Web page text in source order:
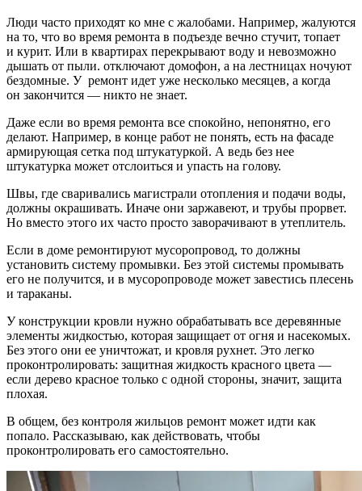
Люди часто приходят ко мне с жалобами. Например, жалуются
на то, что во время ремонта в подъезде вечно стучит, топает
и курит. Или в квартирах перекрывают воду и невозможно
дышать от пыли. отключают домофон, а на лестницах ночуют
бездомные. У ремонт идет уже несколько месяцев, а когда
он закончится — никто не знает.
Даже если во время ремонта все спокойно, непонятно, его
делают. Например, в конце работ не понять, есть на фасаде
армирующая сетка под штукатуркой. А ведь без нее
штукатурка может отслоиться и упасть на голову.
Швы, где сваривались магистрали отопления и подачи воды,
должны окрашивать. Иначе они заржавеют, и трубы прорвет.
Но вместо этого их часто просто заворачивают в утеплитель.
Если в доме ремонтируют мусоропровод, то должны
установить систему промывки. Без этой системы промывать
его не получится, и в мусоропроводе может завестись плесень
и тараканы.
У конструкции кровли нужно обрабатывать все деревянные
элементы жидкостью, которая защищает от огня и насекомых.
Без этого они ее уничтожат, и кровля рухнет. Это легко
проконтролировать: защитная жидкость красного цвета —
если дерево красное только с одной стороны, значит, защита
плохая.
В общем, без контроля жильцов ремонт может идти как
попало. Рассказываю, как действовать, чтобы
проконтролировать его самостоятельно.